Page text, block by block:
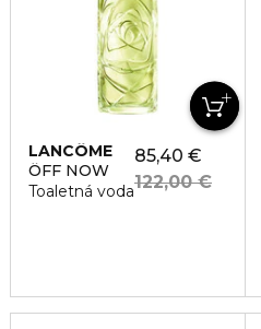
LANCÔME
ÔFF NOW
Toaletná voda
85,40 €
122,00 €